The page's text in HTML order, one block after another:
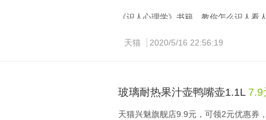
《识人心理学》书籍，教你怎么识人
天猫 2020/5/16 22:56:19
玻璃耐热果汁壶鸭嘴壶1.1L 7.9
天猫兴魅旗舰店9.9元，可领2元优惠券